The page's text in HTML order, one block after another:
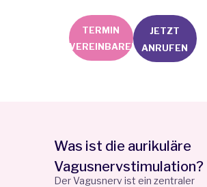
TERMIN
VEREINBAREN
JETZT
ANRUFEN
Was ist die aurikuläre
Vagusnervstimulation?
Der Vagusnerv ist ein zentraler